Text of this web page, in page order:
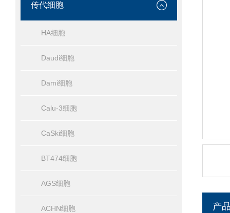
传代细胞
HA细胞
Daudi细胞
Dami细胞
Calu-3细胞
CaSki细胞
BT474细胞
AGS细胞
ACHN细胞 产